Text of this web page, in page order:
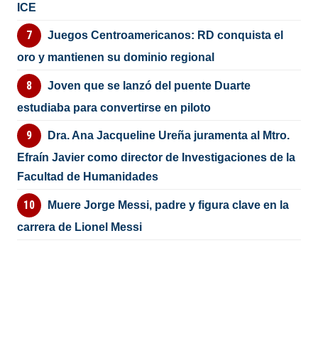
ICE
Juegos Centroamericanos: RD conquista el
oro y mantienen su dominio regional
Joven que se lanzó del puente Duarte
estudiaba para convertirse en piloto
Dra. Ana Jacqueline Ureña juramenta al Mtro.
Efraín Javier como director de Investigaciones de la
Facultad de Humanidades
Muere Jorge Messi, padre y figura clave en la
carrera de Lionel Messi